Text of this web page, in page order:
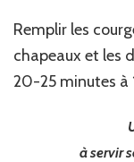
Remplir les
chapeaux et les
20-25 minutes à
à servir